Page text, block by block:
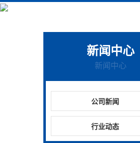
新闻中心
新闻中心
公司新闻
行业动态